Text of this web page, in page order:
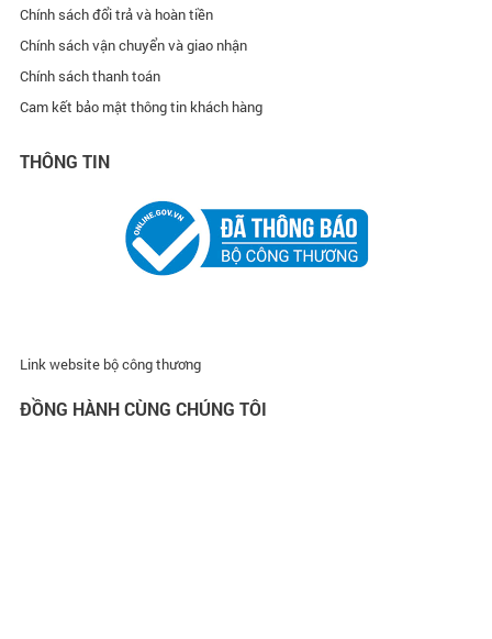
Chính sách đổi trả và hoàn tiền
Chính sách vận chuyển và giao nhận
Chính sách thanh toán
Cam kết bảo mật thông tin khách hàng
THÔNG TIN
Link website bộ công thương
ĐỒNG HÀNH CÙNG CHÚNG TÔI